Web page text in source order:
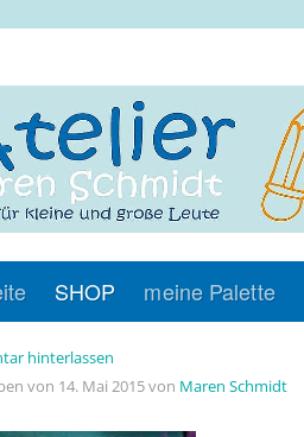
SHOP meine Palette
hinterlassen
von 14. Mai 2015 von Maren Schmidt